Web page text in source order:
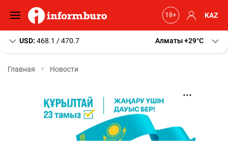
KAZ
USD: 468.1 / 470.7 Алматы+29 C
Главная Новости